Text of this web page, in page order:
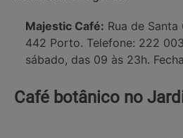
Majestic Café: Rua de
442 Porto. Telefone: 222
sábado, das 09 às 23h.
Café botânico no